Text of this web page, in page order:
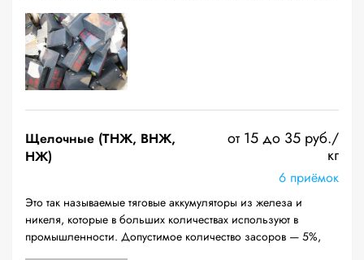
Щелочные (ТНЖ, ВНЖ,
НЖ)
от 15 до 35 руб./
кг
6 приёмок
Это так называемые тяговые аккумуляторы из железа и
никеля, которые в больших количествах используют в
промышленности. Допустимое количество засоров — 5%,